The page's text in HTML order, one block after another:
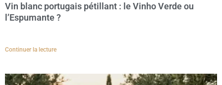
Vin blanc portugais pétillant : le Vinho Verde ou
l’Espumante ?
Continuer la lecture